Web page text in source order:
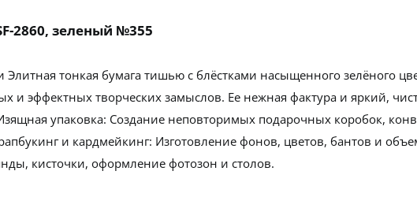
2860, зеленый №355
тонкая бумага тишью с блёстками насыщенного зелёного
эффектных творческих замыслов. Ее нежная фактура и яркий,
упаковка: Создание неповторимых подарочных коробок,
и кардмейкинг: Изготовление фонов, цветов, бантов и
кисточки, оформление фотозон и столов.